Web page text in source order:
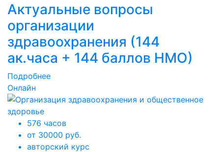
Актуальные вопросы
организации
здравоохранения (144
ак.часа + 144 баллов НМО)
Подробнее
Онлайн
576 часов
от 30000 руб.
авторский курс